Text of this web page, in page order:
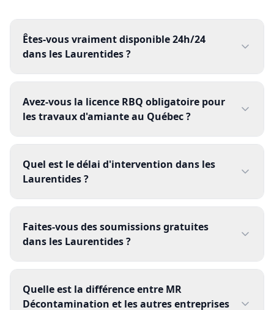
Êtes-vous vraiment disponible 24h/24
dans les Laurentides ?
Avez-vous la licence RBQ obligatoire pour
les travaux d'amiante au Québec ?
Quel est le délai d'intervention dans les
Laurentides ?
Faites-vous des soumissions gratuites
dans les Laurentides ?
Quelle est la différence entre MR
Décontamination et les autres entreprises